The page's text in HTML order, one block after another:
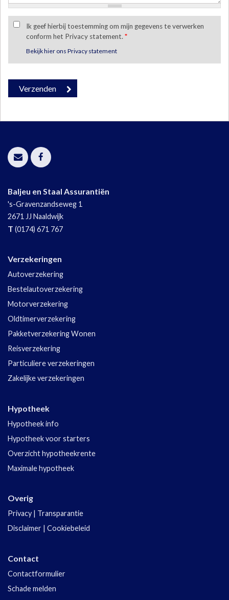
Ik geef hierbij toestemming om mijn gegevens te verwerken
conform het Privacy statement. *
Bekijk hier ons Privacy statement
Baljeu en Staal Assurantiën
's-Gravenzandseweg 1
2671 JJ Naaldwijk
T (0174) 671 767
Verzekeringen
Autoverzekering
Bestelautoverzekering
Motorverzekering
Oldtimerverzekering
Pakketverzekering Wonen
Reisverzekering
Particuliere verzekeringen
Zakelijke verzekeringen
Hypotheek
Hypotheek info
Hypotheek voor starters
Overzicht hypotheekrente
Maximale hypotheek
Overig
Privacy | Transparantie
Disclaimer | Cookiebeleid
Contact
Contactformulier
Schade melden